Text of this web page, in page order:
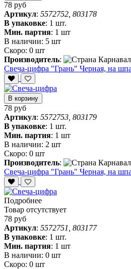
78 руб
Артикул: 5572752, 803178
В упаковке: 1 шт.
Мин. партия: 1 шт
В наличии: 5 шт
Скоро: 0 шт
Производитель:
Свеча-цифра "‎Грань" Черная, на
В корзину
78 руб
Артикул: 5572753, 803179
В упаковке: 1 шт.
Мин. партия: 1 шт
В наличии: 2 шт
Скоро: 0 шт
Производитель:
Свеча-цифра "‎Грань" Черная, на
Подробнее
Товар отсутствует
78 руб
Артикул: 5572751, 803177
В упаковке: 1 шт.
Мин. партия: 1 шт
В наличии: 0 шт
Скоро: 0 шт